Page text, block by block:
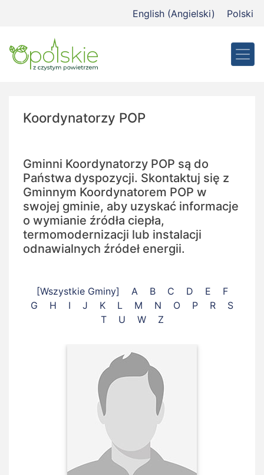
English (Angielski) Polski
Koordynatorzy POP
Gminni Koordynatorzy POP są do
Państwa dyspozycji. Skontaktuj się z
Gminnym Koordynatorem POP w
swojej gminie, aby uzyskać informacje
o wymianie źródła ciepła,
termomodernizacji lub instalacji
odnawialnych źródeł energii.
[Wszystkie Gminy] A B C D E
F
G
H I J K L M N O P R
S
T
U W Z